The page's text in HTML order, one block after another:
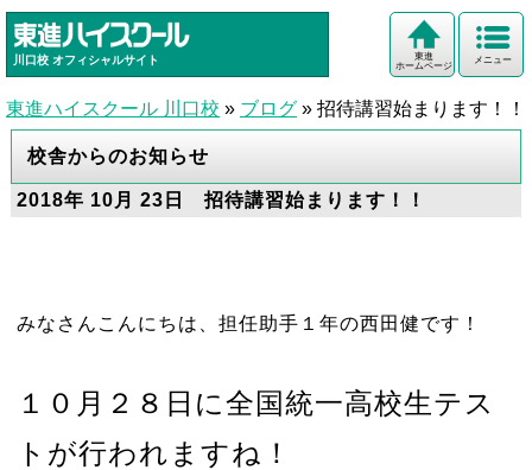
川口校 オフィシャルサイト メニュー
東進
ホームページ
東進ハイスクール 川口校 » ブログ » 招待講習始まります！！
校舎からのお知らせ
2018年 10月 23日 招待講習始まります！！
みなさんこんにちは、担任助手１年の西田健です！
１０月２８日に全国統一高校生テス
トが行われますね！